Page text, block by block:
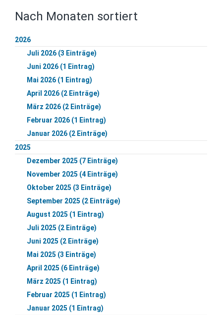
Nach Monaten sortiert
2026
Juli 2026 (3 Einträge)
Juni 2026 (1 Eintrag)
Mai 2026 (1 Eintrag)
April 2026 (2 Einträge)
März 2026 (2 Einträge)
Februar 2026 (1 Eintrag)
Januar 2026 (2 Einträge)
2025
Dezember 2025 (7 Einträge)
November 2025 (4 Einträge)
Oktober 2025 (3 Einträge)
September 2025 (2 Einträge)
August 2025 (1 Eintrag)
Juli 2025 (2 Einträge)
Juni 2025 (2 Einträge)
Mai 2025 (3 Einträge)
April 2025 (6 Einträge)
März 2025 (1 Eintrag)
Februar 2025 (1 Eintrag)
Januar 2025 (1 Eintrag)